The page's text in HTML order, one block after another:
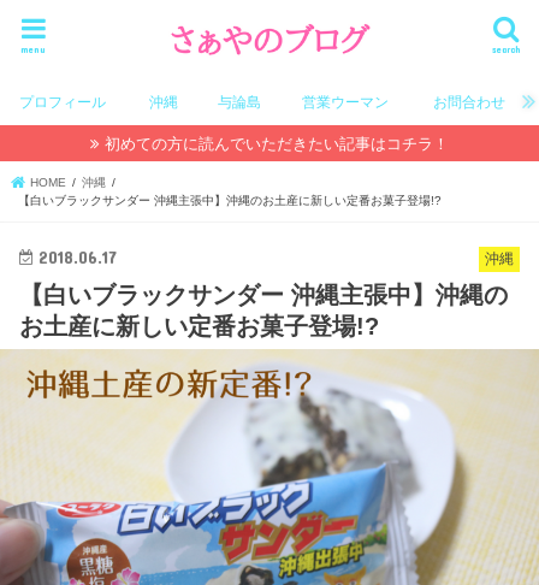
search
menu
プロフィール 沖縄 与論島 営業ウーマン お問合わせ
初めての方に読んでいただきたい記事はコチラ！
HOME
沖縄
【白いブラックサンダー 沖縄主張中】沖縄のお土産に新しい定番お菓子登場!?
沖縄
2018.06.17
【白いブラックサンダー 沖縄主張中】沖縄の
お土産に新しい定番お菓子登場!?